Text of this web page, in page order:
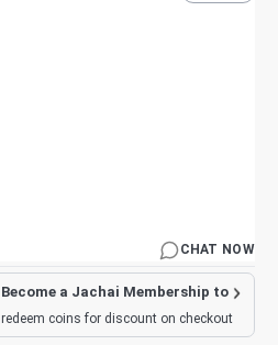
CHAT NOW
Become a Jachai Membership to
redeem coins for discount on checkout